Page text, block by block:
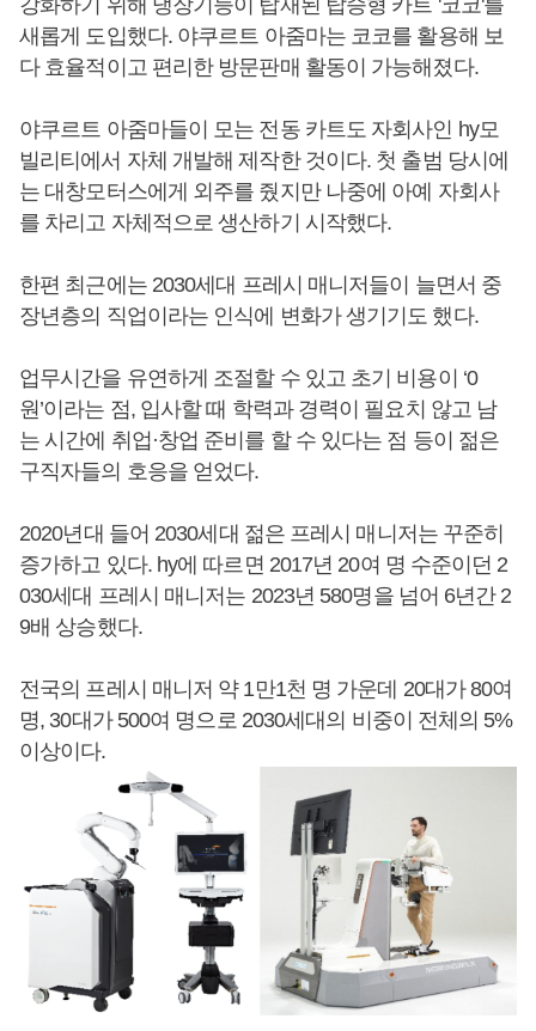
새롭게 도입했다. 야쿠르트 아줌마는 코코를 활용해 보
다 효율적이고 편리한 방문판매 활동이 가능해졌다.
야쿠르트 아줌마들이 모는 전동 카트도 자회사인 hy모
빌리티에서 자체 개발해 제작한 것이다. 첫 출범 당시에
는 대창모터스에게 외주를 줬지만 나중에 아예 자회사
를 차리고 자체적으로 생산하기 시작했다.
한편 최근에는 2030세대 프레시 매니저들이 늘면서 중
장년층의 직업이라는 인식에 변화가 생기기도 했다.
업무시간을 유연하게 조절할 수 있고 초기 비용이 ‘0
원’이라는 점, 입사할 때 학력과 경력이 필요치 않고 남
는 시간에 취업·창업 준비를 할 수 있다는 점 등이 젊은
구직자들의 호응을 얻었다.
2020년대 들어 2030세대 젊은 프레시 매니저는 꾸준히
증가하고 있다. hy에 따르면 2017년 20여 명 수준이던 2
030세대 프레시 매니저는 2023년 580명을 넘어 6년간 2
9배 상승했다.
전국의 프레시 매니저 약 1만1천 명 가운데 20대가 80여
명, 30대가 500여 명으로 2030세대의 비중이 전체의 5%
이상이다.